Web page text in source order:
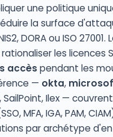
une politique
la surface
DORA ou ISO 27001.
les licences
accèspendant les
— okta,
Ilex —
MFA, IGA, PAM,
par archétype